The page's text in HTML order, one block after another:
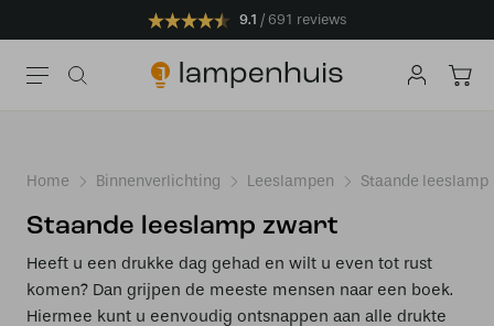
9.1 691 reviews
Home Binnenverlichting Leeslampen Staande leeslamp
Staande leeslamp zwart
Heeft u een drukke dag gehad en wilt u even tot rust
komen? Dan grijpen de meeste mensen naar een boek.
Hiermee kunt u eenvoudig ontsnappen aan alle drukte